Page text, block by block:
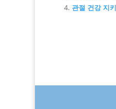
관절 건강 지